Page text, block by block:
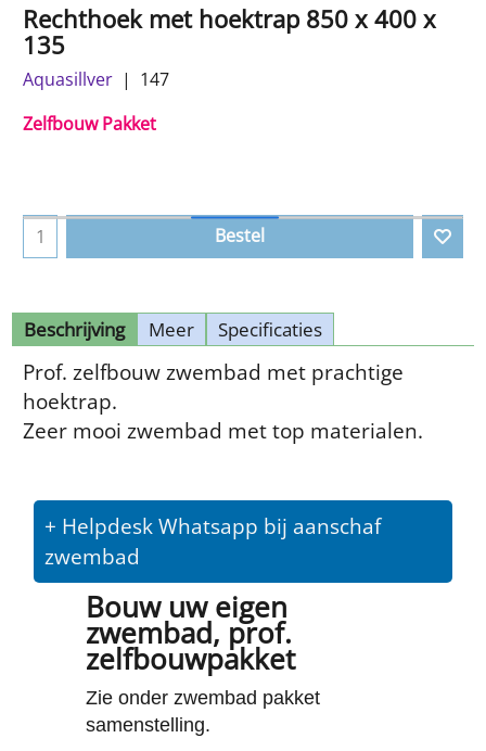
Rechthoek met hoektrap 850 x 400 x
135
Aquasillver
147
Zelfbouw Pakket
Bestel
Beschrijving Meer Specificaties
Prof. zelfbouw zwembad met prachtige
hoektrap.
Zeer mooi zwembad met top materialen.
+ Helpdesk Whatsapp bij aanschaf
zwembad
Bouw uw eigen
zwembad, prof.
zelfbouwpakket
Zie onder zwembad pakket
samenstelling.